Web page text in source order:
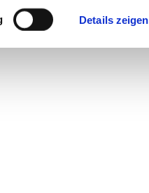
Details zeigen